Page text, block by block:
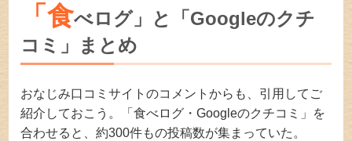
「食べログ」と「Googleのクチ
コミ」まとめ
おなじみ口コミサイトのコメントからも、引用してご
紹介しておこう。「食べログ・Googleのクチコミ」を
合わせると、約300件もの投稿数が集まっていた。